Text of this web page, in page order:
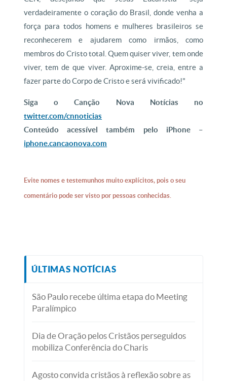
verdadeiramente o coração do Brasil, donde venha a
força para todos homens e mulheres brasileiros se
reconhecerem e ajudarem como irmãos, como
membros do Cristo total. Quem quiser viver, tem onde
viver, tem de que viver. Aproxime-se, creia, entre a
fazer parte do Corpo de Cristo e será vivificado!"
Siga o Canção Nova Notícias no
twitter.com/cnnoticias
Conteúdo acessível também pelo iPhone –
iphone.cancaonova.com
Evite nomes e testemunhos muito explícitos, pois o seu
comentário pode ser visto por pessoas conhecidas.
ÚLTIMAS NOTÍCIAS
São Paulo recebe última etapa do Meeting
Paralímpico
Dia de Oração pelos Cristãos perseguidos
mobiliza Conferência do Charis
Agosto convida cristãos à reflexão sobre as